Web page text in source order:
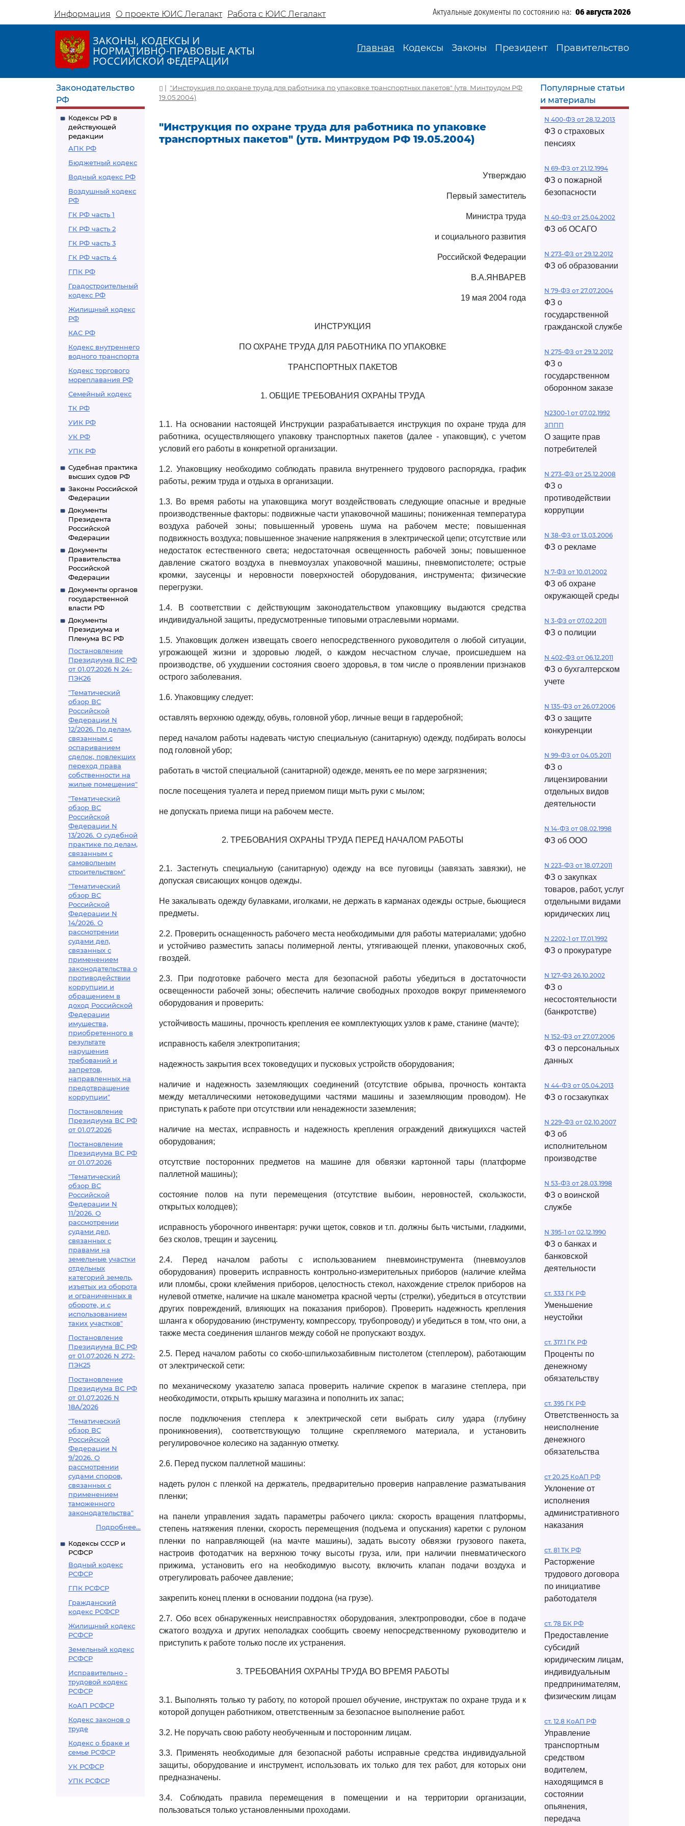
Информация О проекте ЮИС Легалакт Работа с ЮИС Легалакт Актуальные документы по состоянию на: 06 августа 2026
ЗАКОНЫ, КОДЕКСЫ И
НОРМАТИВНО-ПРАВОВЫЕ АКТЫ
РОССИЙСКОЙ ФЕДЕРАЦИИ
Главная Кодексы Законы Президент Правительство
Законодательство
РФ
Кодексы РФ в
действующей
редакции
АПК РФ
Бюджетный кодекс
Водный кодекс РФ
Воздушный кодекс
РФ
ГК РФ часть 1
ГК РФ часть 2
ГК РФ часть 3
ГК РФ часть 4
ГПК РФ
Градостроительный
кодекс РФ
Жилищный кодекс
РФ
КАС РФ
Кодекс внутреннего
водного транспорта
Кодекс торгового
мореплавания РФ
Семейный кодекс
ТК РФ
УИК РФ
УК РФ
УПК РФ
Судебная практика
высших судов РФ
Законы Российской
Федерации
Документы
Президента
Российской
Федерации
Документы
Правительства
Российской
Федерации
Документы органов
государственной
власти РФ
Документы
Президиума и
Пленума ВС РФ
Постановление
Президиума ВС РФ
от 01.07.2026 N 24-
ПЭК26
"Тематический
обзор ВС
Российской
Федерации N
12/2026. По делам,
связанным с
оспариванием
сделок, повлекших
переход права
собственности на
жилые помещения"
"Тематический
обзор ВС
Российской
Федерации N
13/2026. О судебной
практике по делам,
связанным с
самовольным
строительством"
"Тематический
обзор ВС
Российской
Федерации N
14/2026. О
рассмотрении
судами дел,
связанных с
применением
законодательства о
противодействии
коррупции и
обращением в
доход Российской
Федерации
имущества,
приобретенного в
результате
нарушения
требований и
запретов,
направленных на
предотвращение
коррупции"
Постановление
Президиума ВС РФ
от 01.07.2026
Постановление
Президиума ВС РФ
от 01.07.2026
"Тематический
обзор ВС
Российской
Федерации N
11/2026. О
рассмотрении
судами дел,
связанных с
правами на
земельные участки
отдельных
категорий земель,
изъятых из оборота
и ограниченных в
обороте, и с
использованием
таких участков"
Постановление
Президиума ВС РФ
от 01.07.2026 N 272-
ПЭК25
Постановление
Президиума ВС РФ
от 01.07.2026 N
18А/2026
"Тематический
обзор ВС
Российской
Федерации N
9/2026. О
рассмотрении
судами споров,
связанных с
применением
таможенного
законодательства"
Подробнее...
Кодексы СССР и
РСФСР
Водный кодекс
РСФСР
ГПК РСФСР
Гражданский
кодекс РСФСР
Жилищный кодекс
РСФСР
Земельный кодекс
РСФСР
Исправительно -
трудовой кодекс
РСФСР
КоАП РСФСР
Кодекс законов о
труде
Кодекс о браке и
семье РСФСР
УК РСФСР
УПК РСФСР
| "Инструкция по охране труда для работника по упаковке транспортных пакетов" (утв. Минтрудом РФ
19.05.2004)
"Инструкция по охране труда для работника по упаковке
транспортных пакетов" (утв. Минтрудом РФ 19.05.2004)
Утверждаю
Первый заместитель
Министра труда
и социального развития
Российской Федерации
В.А.ЯНВАРЕВ
19 мая 2004 года
ИНСТРУКЦИЯ
ПО ОХРАНЕ ТРУДА ДЛЯ РАБОТНИКА ПО УПАКОВКЕ
ТРАНСПОРТНЫХ ПАКЕТОВ
1. ОБЩИЕ ТРЕБОВАНИЯ ОХРАНЫ ТРУДА
1.1. На основании настоящей Инструкции разрабатывается инструкция по охране труда для
работника, осуществляющего упаковку транспортных пакетов (далее - упаковщик), с учетом
условий его работы в конкретной организации.
1.2. Упаковщику необходимо соблюдать правила внутреннего трудового распорядка, график
работы, режим труда и отдыха в организации.
1.3. Во время работы на упаковщика могут воздействовать следующие опасные и вредные
производственные факторы: подвижные части упаковочной машины; пониженная температура
воздуха рабочей зоны; повышенный уровень шума на рабочем месте; повышенная
подвижность воздуха; повышенное значение напряжения в электрической цепи; отсутствие или
недостаток естественного света; недостаточная освещенность рабочей зоны; повышенное
давление сжатого воздуха в пневмоузлах упаковочной машины, пневмопистолете; острые
кромки, заусенцы и неровности поверхностей оборудования, инструмента; физические
перегрузки.
1.4. В соответствии с действующим законодательством упаковщику выдаются средства
индивидуальной защиты, предусмотренные типовыми отраслевыми нормами.
1.5. Упаковщик должен извещать своего непосредственного руководителя о любой ситуации,
угрожающей жизни и здоровью людей, о каждом несчастном случае, происшедшем на
производстве, об ухудшении состояния своего здоровья, в том числе о проявлении признаков
острого заболевания.
1.6. Упаковщику следует:
оставлять верхнюю одежду, обувь, головной убор, личные вещи в гардеробной;
перед началом работы надевать чистую специальную (санитарную) одежду, подбирать волосы
под головной убор;
работать в чистой специальной (санитарной) одежде, менять ее по мере загрязнения;
после посещения туалета и перед приемом пищи мыть руки с мылом;
не допускать приема пищи на рабочем месте.
2. ТРЕБОВАНИЯ ОХРАНЫ ТРУДА ПЕРЕД НАЧАЛОМ РАБОТЫ
2.1. Застегнуть специальную (санитарную) одежду на все пуговицы (завязать завязки), не
допуская свисающих концов одежды.
Не закалывать одежду булавками, иголками, не держать в карманах одежды острые, бьющиеся
предметы.
2.2. Проверить оснащенность рабочего места необходимыми для работы материалами; удобно
и устойчиво разместить запасы полимерной ленты, утягивающей пленки, упаковочных скоб,
гвоздей.
2.3. При подготовке рабочего места для безопасной работы убедиться в достаточности
освещенности рабочей зоны; обеспечить наличие свободных проходов вокруг применяемого
оборудования и проверить:
устойчивость машины, прочность крепления ее комплектующих узлов к раме, станине (мачте);
исправность кабеля электропитания;
надежность закрытия всех токоведущих и пусковых устройств оборудования;
наличие и надежность заземляющих соединений (отсутствие обрыва, прочность контакта
между металлическими нетоковедущими частями машины и заземляющим проводом). Не
приступать к работе при отсутствии или ненадежности заземления;
наличие на местах, исправность и надежность крепления ограждений движущихся частей
оборудования;
отсутствие посторонних предметов на машине для обвязки картонной тары (платформе
паллетной машины);
состояние полов на пути перемещения (отсутствие выбоин, неровностей, скользкости,
открытых колодцев);
исправность уборочного инвентаря: ручки щеток, совков и т.п. должны быть чистыми, гладкими,
без сколов, трещин и заусениц.
2.4. Перед началом работы с использованием пневмоинструмента (пневмоузлов
оборудования) проверить исправность контрольно-измерительных приборов (наличие клейма
или пломбы, сроки клеймения приборов, целостность стекол, нахождение стрелок приборов на
нулевой отметке, наличие на шкале манометра красной черты (стрелки), убедиться в отсутствии
других повреждений, влияющих на показания приборов). Проверить надежность крепления
шланга к оборудованию (инструменту, компрессору, трубопроводу) и убедиться в том, что они, а
также места соединения шлангов между собой не пропускают воздух.
2.5. Перед началом работы со скобо-шпилькозабивным пистолетом (степлером), работающим
от электрической сети:
по механическому указателю запаса проверить наличие скрепок в магазине степлера, при
необходимости, открыть крышку магазина и пополнить их запас;
после подключения степлера к электрической сети выбрать силу удара (глубину
проникновения), соответствующую толщине скрепляемого материала, и установить
регулировочное колесико на заданную отметку.
2.6. Перед пуском паллетной машины:
надеть рулон с пленкой на держатель, предварительно проверив направление разматывания
пленки;
на панели управления задать параметры рабочего цикла: скорость вращения платформы,
степень натяжения пленки, скорость перемещения (подъема и опускания) каретки с рулоном
пленки по направляющей (на мачте машины), задать высоту обвязки грузового пакета,
настроив фотодатчик на верхнюю точку высоты груза, или, при наличии пневматического
прижима, установить его на необходимую высоту, включить клапан подачи воздуха и
отрегулировать рабочее давление;
закрепить конец пленки в основании поддона (на грузе).
2.7. Обо всех обнаруженных неисправностях оборудования, электропроводки, сбое в подаче
сжатого воздуха и других неполадках сообщить своему непосредственному руководителю и
приступить к работе только после их устранения.
3. ТРЕБОВАНИЯ ОХРАНЫ ТРУДА ВО ВРЕМЯ РАБОТЫ
3.1. Выполнять только ту работу, по которой прошел обучение, инструктаж по охране труда и к
которой допущен работником, ответственным за безопасное выполнение работ.
3.2. Не поручать свою работу необученным и посторонним лицам.
3.3. Применять необходимые для безопасной работы исправные средства индивидуальной
защиты, оборудование и инструмент, использовать их только для тех работ, для которых они
предназначены.
3.4. Соблюдать правила перемещения в помещении и на территории организации,
пользоваться только установленными проходами.
Популярные статьи
и материалы
N 400-ФЗ от 28.12.2013
ФЗ о страховых
пенсиях
N 69-ФЗ от 21.12.1994
ФЗ о пожарной
безопасности
N 40-ФЗ от 25.04.2002
ФЗ об ОСАГО
N 273-ФЗ от 29.12.2012
ФЗ об образовании
N 79-ФЗ от 27.07.2004
ФЗ о
государственной
гражданской службе
N 275-ФЗ от 29.12.2012
ФЗ о
государственном
оборонном заказе
N2300-1 от 07.02.1992
ЗППП
О защите прав
потребителей
N 273-ФЗ от 25.12.2008
ФЗ о
противодействии
коррупции
N 38-ФЗ от 13.03.2006
ФЗ о рекламе
N 7-ФЗ от 10.01.2002
ФЗ об охране
окружающей среды
N 3-ФЗ от 07.02.2011
ФЗ о полиции
N 402-ФЗ от 06.12.2011
ФЗ о бухгалтерском
учете
N 135-ФЗ от 26.07.2006
ФЗ о защите
конкуренции
N 99-ФЗ от 04.05.2011
ФЗ о
лицензировании
отдельных видов
деятельности
N 14-ФЗ от 08.02.1998
ФЗ об ООО
N 223-ФЗ от 18.07.2011
ФЗ о закупках
товаров, работ, услуг
отдельными видами
юридических лиц
N 2202-1 от 17.01.1992
ФЗ о прокуратуре
N 127-ФЗ 26.10.2002
ФЗ о
несостоятельности
(банкротстве)
N 152-ФЗ от 27.07.2006
ФЗ о персональных
данных
N 44-ФЗ от 05.04.2013
ФЗ о госзакупках
N 229-ФЗ от 02.10.2007
ФЗ об
исполнительном
производстве
N 53-ФЗ от 28.03.1998
ФЗ о воинской
службе
N 395-1 от 02.12.1990
ФЗ о банках и
банковской
деятельности
ст. 333 ГК РФ
Уменьшение
неустойки
ст. 317.1 ГК РФ
Проценты по
денежному
обязательству
ст. 395 ГК РФ
Ответственность за
неисполнение
денежного
обязательства
ст 20.25 КоАП РФ
Уклонение от
исполнения
административного
наказания
ст. 81 ТК РФ
Расторжение
трудового договора
по инициативе
работодателя
ст. 78 БК РФ
Предоставление
субсидий
юридическим лицам,
индивидуальным
предпринимателям,
физическим лицам
ст. 12.8 КоАП РФ
Управление
транспортным
средством
водителем,
находящимся в
состоянии
опьянения,
передача